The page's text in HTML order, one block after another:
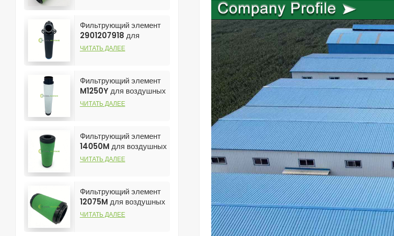
компрессоров
Фильтрующий элемент
2901207918 для
воздушных
высокоэффективный
фильтр для воздушных
компрессоров.
ЧИТАТЬ ДАЛЕЕ
Фильтрующий элемент
M1250Y для воздушных
компрессоров:
продукт.
ЧИТАТЬ ДАЛЕЕ
Фильтрующий элемент
14050M для воздушных
компрессоров: хит
элемент.
ЧИТАТЬ ДАЛЕЕ
Фильтрующий элемент
12075M для воздушных
компрессоров —
ЧИТАТЬ ДАЛЕЕ